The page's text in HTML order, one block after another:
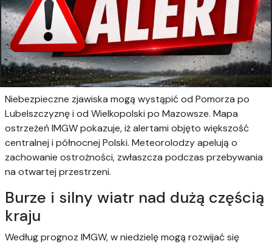
Niebezpieczne zjawiska mogą wystąpić od Pomorza po
Lubelszczyznę i od Wielkopolski po Mazowsze. Mapa
ostrzeżeń IMGW pokazuje, iż alertami objęto większość
centralnej i północnej Polski. Meteorolodzy apelują o
zachowanie ostrożności, zwłaszcza podczas przebywania
na otwartej przestrzeni.
Burze i silny wiatr nad dużą częścią
kraju
Według prognoz IMGW, w niedzielę mogą rozwijać się